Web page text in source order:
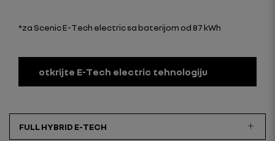
*za Scenic E-Tech electric sa baterijom od 87 kWh
otkrijte E-Tech electric tehnologiju
FULL HYBRID E-TECH